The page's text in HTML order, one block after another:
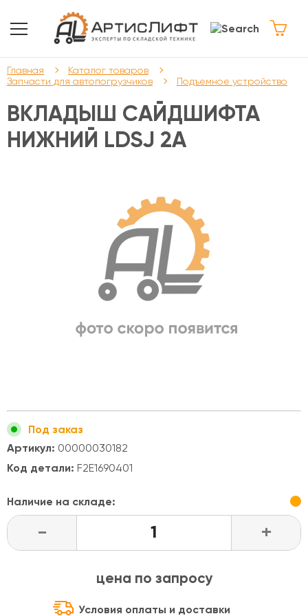
Главная
Каталог товаров
Запчасти для автопогрузчиков
Подъемное устройство
ВКЛАДЫШ САЙДШИФТА
НИЖНИЙ LDSJ 2A
Под заказ
Артикул: 00000030182
Код детали: F2E1690401
Наличие на складе:
- +
цена по запросу
Условия оплаты и доставки